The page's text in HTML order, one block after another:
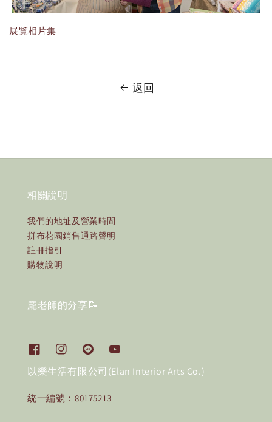
展覽相片集
返回
相關說明
我們的地址及營業時間
拼布花園銷售通路聲明
註冊指引
購物說明
龐老師的分享📝
以樂生活有限公司(Elan Interior Arts Co.)
統一編號：80175213